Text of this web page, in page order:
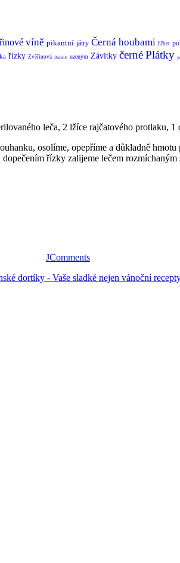
víně pikantní játry Černá houbami hřbet
řízky Zvěřinová Bažantí uzeným Závitky černéPlátky
leča, 2 lžíce rajčatového protlaku, 1
osolíme, opepříme a důkladně
řízky zalijeme lečem
JComments